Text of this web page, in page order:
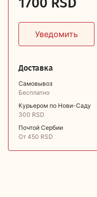
Доставка
Самовывоз
Бесплатно
Курьером по Нови-Саду
300 RSD
Почтой Сербии
От 450 RSD